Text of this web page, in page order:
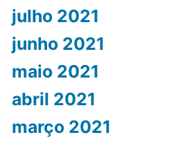
julho 2021
junho 2021
maio 2021
abril 2021
março 2021